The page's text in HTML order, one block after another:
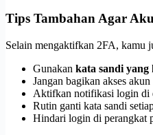
Tips Tambahan Agar
Selain mengaktifkan 2FA, kamu
Gunakan kata sandi
Jangan bagikan akses
Aktifkan notifikasi login di
Rutin ganti kata sandi
Hindari login di perangkat